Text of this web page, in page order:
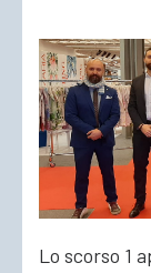
Lo scorso 1